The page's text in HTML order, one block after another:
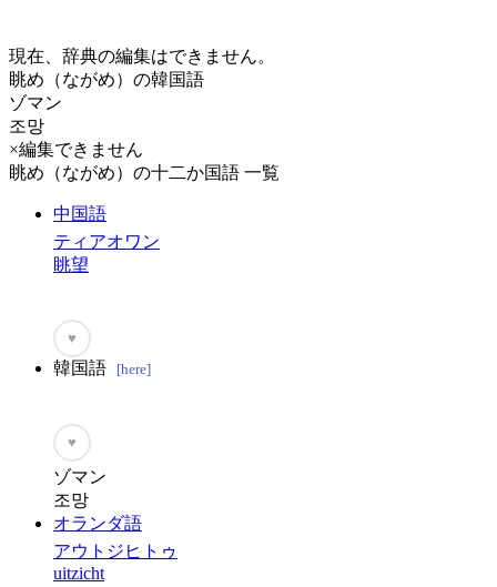
現在、辞典の編集はできません。
眺め（ながめ）の韓国語
ゾマン
조망
×編集できません
眺め（ながめ）の十二か国語 一覧
中国語
ティアオワン
眺望
♥
韓国語 [here]
♥
ゾマン
조망
オランダ語
アウトジヒトゥ
uitzicht